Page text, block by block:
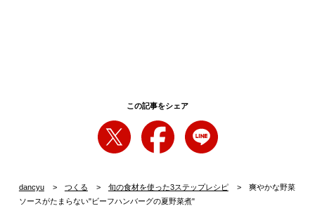
この記事をシェア
dancyu つくる 旬の食材を使った3ステップレシピ
爽やかな野菜
ソースがたまらない"ビーフハンバーグの夏野菜煮"